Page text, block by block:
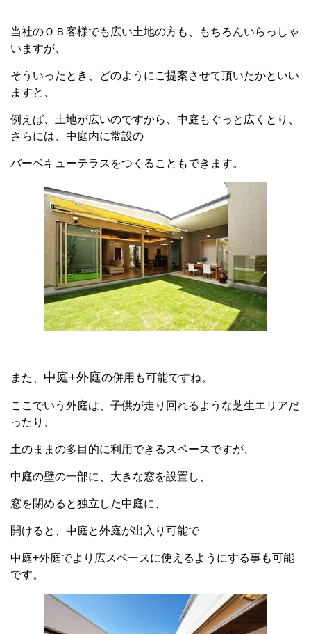
当社のＯＢ客様でも広い土地の方も、もちろんいらっしゃ
いますが、
そういったとき、どのようにご提案させて頂いたかといい
ますと、
例えば、土地が広いのですから、中庭もぐっと広くとり、
さらには、中庭内に常設の
バーベキューテラスをつくることもできます。
また、 中庭+外庭の併用も可能ですね。
ここでいう外庭は、子供が走り回れるような芝生エリアだ
ったり、
土のままの多目的に利用できるスペースですが、
中庭の壁の一部に、大きな窓を設置し、
窓を閉めると独立した中庭に、
開けると、中庭と外庭が出入り可能で
中庭+外庭でより広スペースに使えるようにする事も可能
です。